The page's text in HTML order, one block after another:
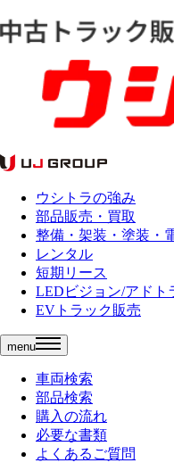
ウシトラの強み
部品販売・買取
整備・架装・塗装・
レンタル
短期リース
LEDビジョン/アドト
EVトラック販売
menu
車両検索
部品検索
購入の流れ
必要な書類
よくあるご質問